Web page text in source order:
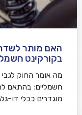
האם מותר
בקורקינט
מה אומר החוק לגבי
חשמליים: בהתאם
מוגדרים ככלי דו-